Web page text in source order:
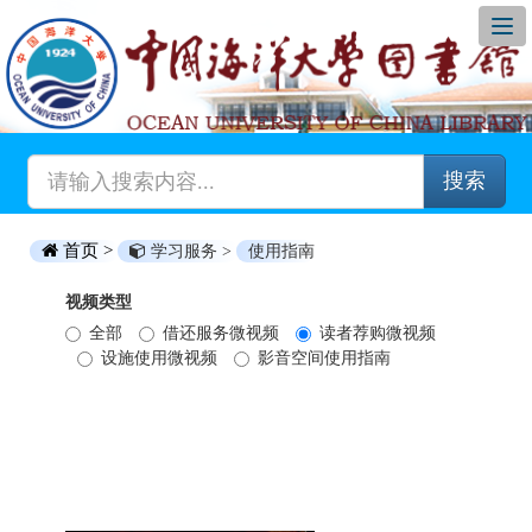
搜索
首页 > 学习服务 > 使用指南
视频类型
全部
借还服务微视频
读者荐购微视频
设施使用微视频
影音空间使用指南